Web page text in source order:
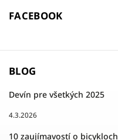
FACEBOOK
BLOG
Devín pre všetkých 2025
4.3.2026
10 zaujímavostí o bicykloch